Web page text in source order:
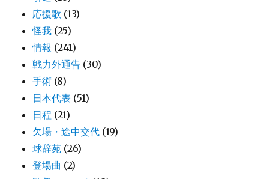
応援歌 (13)
怪我 (25)
情報 (241)
戦力外通告 (30)
手術 (8)
日本代表 (51)
日程 (21)
欠場・途中交代 (19)
球辞苑 (26)
登場曲 (2)